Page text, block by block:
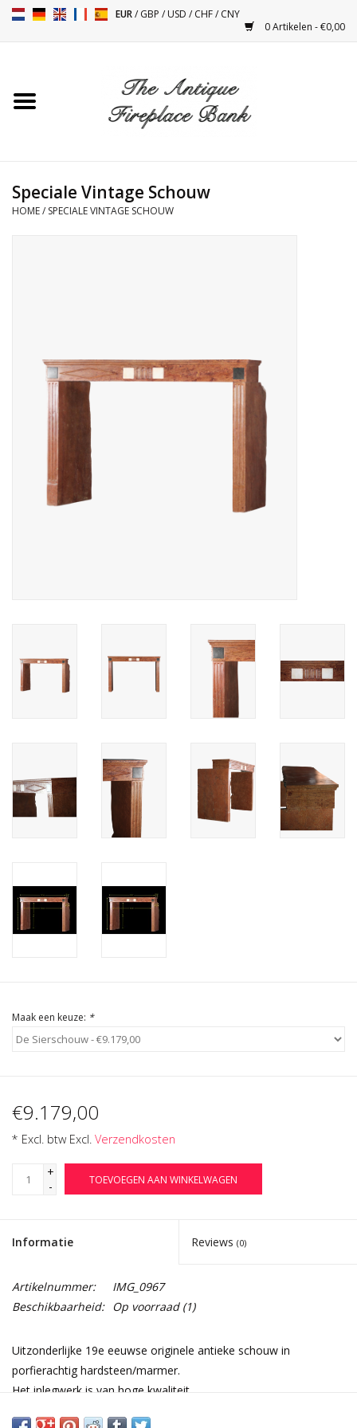
EUR/GBP /USD /CHF/CNY
0 Artikelen - €0,00
Toebehoren
Decoratieve Outdoor
Objecten
Vloeren - Steen, Terra Cotta
& Marmer
Login
Speciale Vintage Schouw
HOME/ SPECIALE VINTAGE SCHOUW
Maak een keuze: *
€9.179,00
* Excl. btw Excl. Verzendkosten
+
-
TOEVOEGEN AAN WINKELWAGEN
Informatie Reviews (0)
Artikelnummer:
IMG_0967
Beschikbaarheid: Op voorraad(1)
Uitzonderlijke 19e eeuwse originele antieke schouw in
porfierachtig hardsteen/marmer.
Het inlegwerk is van hoge kwaliteit.